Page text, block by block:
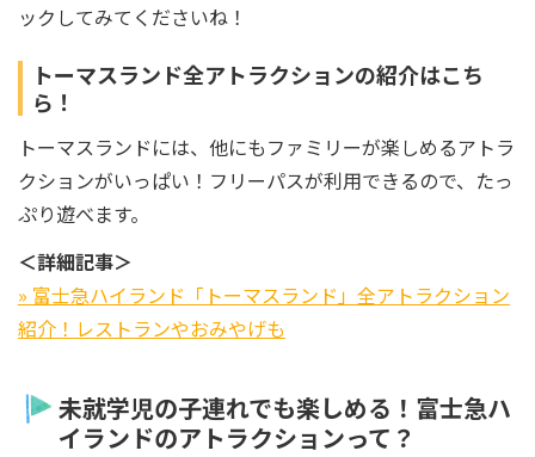
ックしてみてくださいね！
トーマスランド全アトラクションの紹介はこち
ら！
トーマスランドには、他にもファミリーが楽しめるアトラ
クションがいっぱい！フリーパスが利用できるので、たっ
ぷり遊べます。
＜詳細記事＞
» 富士急ハイランド「トーマスランド」全アトラクション
紹介！レストランやおみやげも
未就学児の子連れでも楽しめる！富士急ハ
イランドのアトラクションって？